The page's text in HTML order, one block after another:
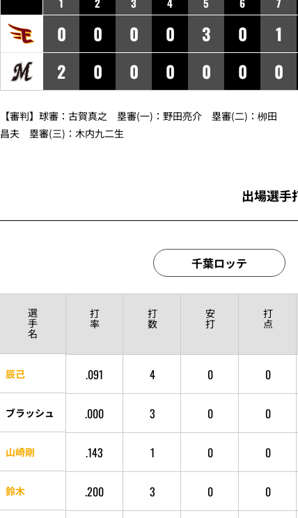
0 0 0 0 3 0 1
2
0 0 0 0 0 0
【審判】球審： 古賀真之 塁審(一)： 野田亮介 塁審(二)： 栁田
昌夫 塁審(三)： 木内九二生
出場選手
千葉ロッテ
選
手
名
打
率
打
数
安
打
打
点
辰己 .091 4 0 0
ブラッシュ .000 3 0 0
山崎剛 .143 1 0 0
鈴木 .200 3 0 0